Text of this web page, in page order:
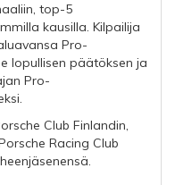
top-5
kausilla. Kilpailija
Pro-
lopullisen päätöksen ja
Pro-
Club Finlandin,
Racing Club